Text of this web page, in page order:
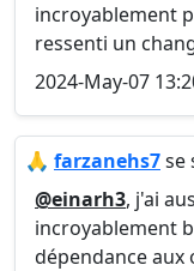
incroyablement
ressenti un
2024-May-07
🙏 farzanehs7se
@einarh3, j'ai
incroyablement
dépendance aux